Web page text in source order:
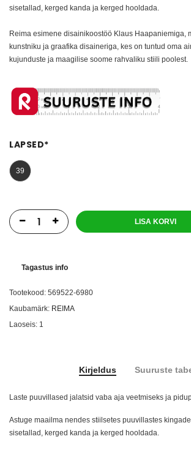
sisetallad, kerged kanda ja kerged hooldada.
Reima esimene disainikoostöö Klaus Haapaniemiga,
kunstniku ja graafika disaineriga, kes on tuntud oma
kujunduste ja maagilise soome rahvaliku stiili poolest.
LAPSED*
39
LISA KORVI
Tagastus info
Tootekood: 569522-6980
Kaubamärk: REIMA
Laoseis: 1
Kirjeldus Suuruste
Laste puuvillased jalatsid vaba aja veetmiseks ja
Astuge maailma nendes stiilsetes puuvillastes
sisetallad, kerged kanda ja kerged hooldada.